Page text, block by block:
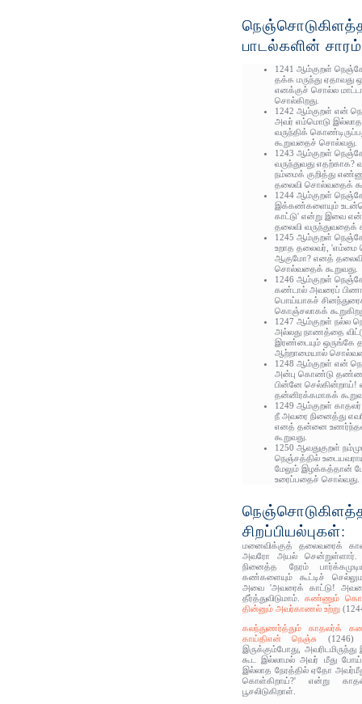
பாடல்களின்
1241 ஆம்குறள்
தக்க மருந்து ஏதாவது
எனக்குச் சொல்ல
சொல்கிறது.
1242 ஆம்குறள் என்
அவர் எம்மொடு
வருந்திக்
கூறுவதைச் சொல்வது.
1243 ஆம்குறள்
வருந்துவது
நம்மைக் குறித்து
தலைவி சொல்வதைக்
1244 ஆம்குறள்
இக்கண்களையும்
காட்டு' என்று இவை
தலைவி வருந்துவதைக்
1245 ஆம்குறள்
உறாத தலைவர், 'எம்மை
ஆகுமோ? எனத்
சொல்வதைக் கூறுவது.
1246 ஆம்குறள்
கண்டால் அவரைப்
பொய்யாகச்
கொஞ்சலாகக்
1247 ஆம்குறள் நல்ல
அல்லது நாணத்தை
இரண்டையும் ஒருங்கே
ஆற்றாமையால்
1248 ஆம்குறள் என்
அன்பு கொண்டு
பின்னே
தன்னிரக்கமாகக்
1249 ஆம்குறள்
நீ அவரை நினைத்து
எனத் தன்னை
கூறுவது.
1250 ஆவதுகுறள்
நெஞ்சத்தில்
மேலும் இழக்கத்தான்
உரைப்பதைச் சொல்வது.
சிறப்பியல்புகள்:
மனைவிக்குத் தலைவரைக்
அவரோ அயல்
நினைத்த நேரம்
கண்களையும் கூட்டிச்
அவை 'அவரைக் காட்டு!
தீர்த்துவிடுமாம்.கண்ணும்
தின்னும் அவர்காணல் உற்று
கலந்துணர்த்தும் காதலர்க்
காய்திஎன் நெஞ்சு (1246)
இருக்கும்போது,
கூட இல்லாமல் அவர் மீது
இல்லாத நேரத்தில் ஏதோ
கொள்கிறாய்?' என்று
பூசலிடுகிறாள்.